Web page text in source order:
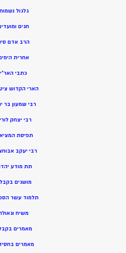
גלגול
חגים
הרב אדם
אחרית
כתבי האר”י
הארי הקדוש
רבי שמעון בר
רבי יצחק
תפיסת
רבי יעקב
תת מודע
מושגים
תלמוד עשר
משיח
מאמרים
מאמרים